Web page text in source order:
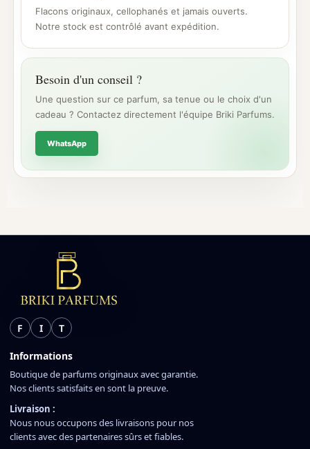
Flacons originaux, cellophanés et jamais ouverts.
Notre stock est contrôlé avant expédition.
Besoin d'un conseil ?
Une question sur ce parfum, sa tenue ou le choix d'un
cadeau ? Contactez directement l'équipe Briki Parfums.
WhatsApp
F I T
Informations
Boutique de parfums originaux avec garantie.
Nos clients satisfaits en sont la preuve.
Livraison :
Nous nous occupons des livraisons pour nos
clients avec des partenaires sûrs et fiables.